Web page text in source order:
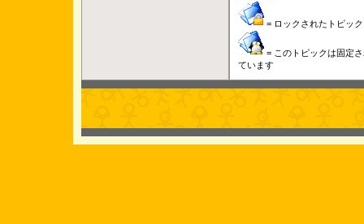
= ロックされたトピック
= このトピックは固定
ています